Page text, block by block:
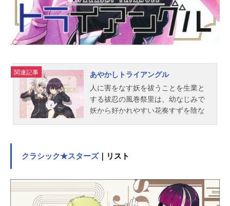
関連記事
あやかしトライアングル
人に害をなす妖を祓うことを生業と
する祓忍の風巻祭里は、幼なじみで
妖から好かれやすい花奏すずを陰な
妖で...!?『ToLOVEる-とらぶる-』の
ファンタジー、待望のアニメ化決
定！作品名あやかしトライアングル
放送形態TVアニメスケジュール2023
クラシック★スターズ｜リスト